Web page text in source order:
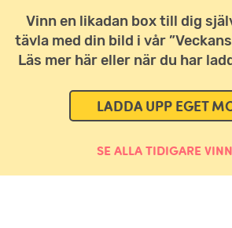
Vinn en likadan box till dig
tävla med din bild i vår
Läs mer här eller när du har
LADDA UPP EGET
SE ALLA TIDIGARE